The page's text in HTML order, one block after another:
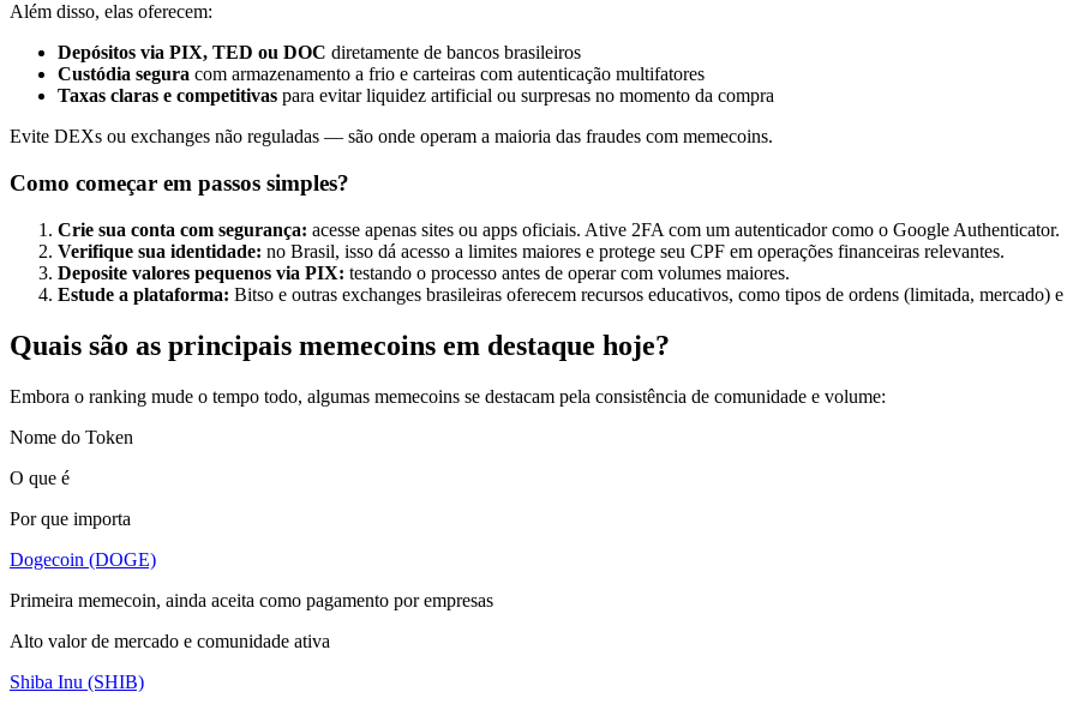
Além disso, elas oferecem:
Depósitos via PIX, TED ou DOC diretamente de bancos brasileiros
Custódia segura com armazenamento a frio e carteiras com autenticação multifatores
Taxas claras e competitivas para evitar liquidez artificial ou surpresas no momento da compra
Evite DEXs ou exchanges não reguladas — são onde operam a maioria das fraudes com memecoins.
Como começar em passos simples?
Crie sua conta com segurança: acesse apenas sites ou apps oficiais. Ative 2FA com um autenticador como o Google Authenticator.
Verifique sua identidade: no Brasil, isso dá acesso a limites maiores e protege seu CPF em operações financeiras relevantes.
Deposite valores pequenos via PIX: testando o processo antes de operar com volumes maiores.
Estude a plataforma: Bitso e outras exchanges brasileiras oferecem recursos educativos, como tipos de ordens (limitada, mercado)
Quais são as principais memecoins em destaque hoje?
Embora o ranking mude o tempo todo, algumas memecoins se destacam pela consistência de comunidade e volume:
Nome do Token
O que é
Por que importa
Dogecoin (DOGE)
Primeira memecoin, ainda aceita como pagamento por empresas
Alto valor de mercado e comunidade ativa
Shiba Inu (SHIB)